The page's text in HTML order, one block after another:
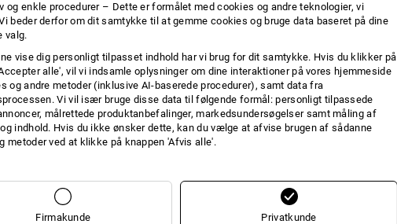
6200 3M helmaske 6800
fra 998,75 kr.
og enkle procedurer – Dette er formålet med cookies og andre teknologier, vi
beder derfor om dit samtykke til at gemme cookies og bruge data baseret på dine
valg.
vise dig personligt tilpasset indhold har vi brug for dit samtykke. Hvis du klikker på
alle', vil vi indsamle oplysninger om dine interaktioner på vores hjemmeside
og andre metoder (inklusive AI-baserede procedurer), samt data fra
Vi vil især bruge disse data til følgende formål: personligt tilpassede
målrettede produktanbefalinger, markedsundersøgelser samt måling af
indhold. Hvis du ikke ønsker dette, kan du vælge at afvise brugen af sådanne
metoder ved at klikke på knappen 'Afvis alle'.
Firmakunde Privatkunde